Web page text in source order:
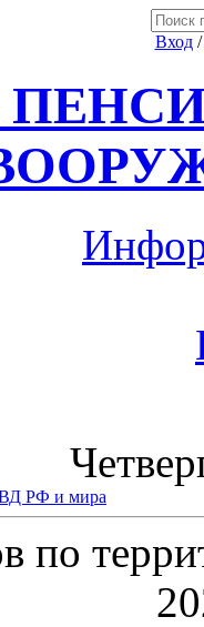
Вход
РФ и мира
по